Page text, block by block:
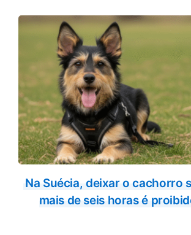
Na Suécia, deixar o cachorro
mais de seis horas é